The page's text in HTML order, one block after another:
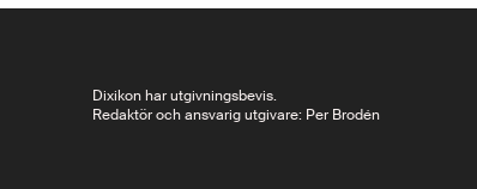
Dixikon har utgivningsbevis.
Redaktör och ansvarig utgivare: Per Brodén